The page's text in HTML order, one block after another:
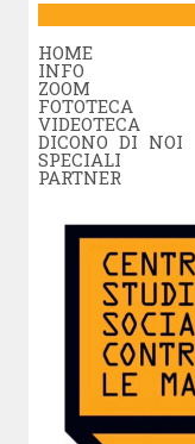
HOME
INFO
ZOOM
FOTOTECA
VIDEOTECA
DICONO DI NOI
SPECIALI
PARTNER